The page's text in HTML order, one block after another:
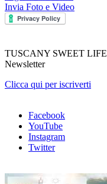
Invia Foto e Video
TUSCANY SWEET LIFE
Newsletter
Clicca qui per iscriverti
Facebook
YouTube
Instagram
Twitter